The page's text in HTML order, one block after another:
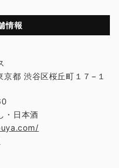
情報
都 渋谷区桜丘町１７−１
・日本酒